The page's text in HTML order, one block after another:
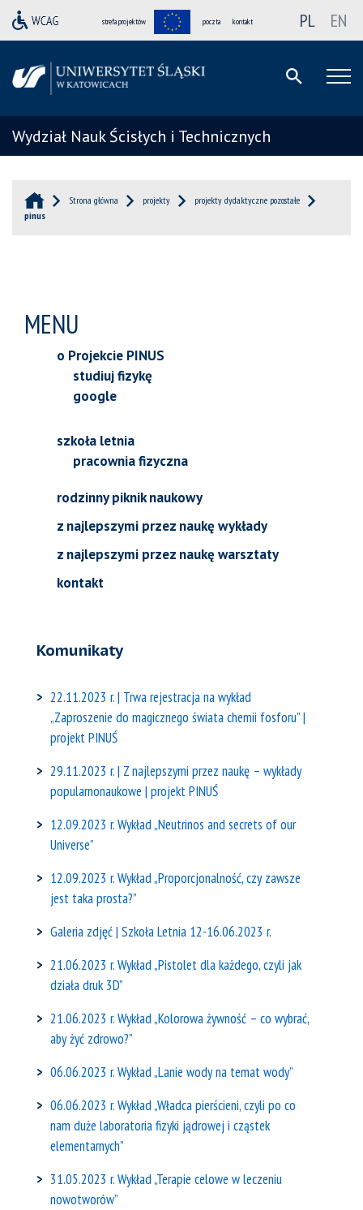
strefa projektów poczta kontakt PL EN
Wydział Nauk Ścisłych i Technicznych
Strona główna projekty
projekty dydaktyczne pozostałe
pinus
MENU
o Projekcie PINUS
studiuj fizykę
google
szkoła letnia
pracownia fizyczna
rodzinny piknik naukowy
z najlepszymi przez naukę wykłady
z najlepszymi przez naukę warsztaty
kontakt
Komunikaty
22.11.2023 r. | Trwa rejestracja na wykład
„Zaproszenie do magicznego świata chemii fosforu” |
projekt PINUŚ
29.11.2023 r. | Z najlepszymi przez naukę – wykłady
popularnonaukowe | projekt PINUŚ
12.09.2023 r. Wykład „Neutrinos and secrets of our
Universe”
12.09.2023 r. Wykład „Proporcjonalność, czy zawsze
jest taka prosta?”
Galeria zdjęć | Szkoła Letnia 12-16.06.2023 r.
21.06.2023 r. Wykład „Pistolet dla każdego, czyli jak
działa druk 3D”
21.06.2023 r. Wykład „Kolorowa żywność – co wybrać,
aby żyć zdrowo?”
06.06.2023 r. Wykład „Lanie wody na temat wody”
06.06.2023 r. Wykład „Władca pierścieni, czyli po co
nam duże laboratoria fizyki jądrowej i cząstek
elementarnych”
31.05.2023 r. Wykład „Terapie celowe w leczeniu
nowotworów”